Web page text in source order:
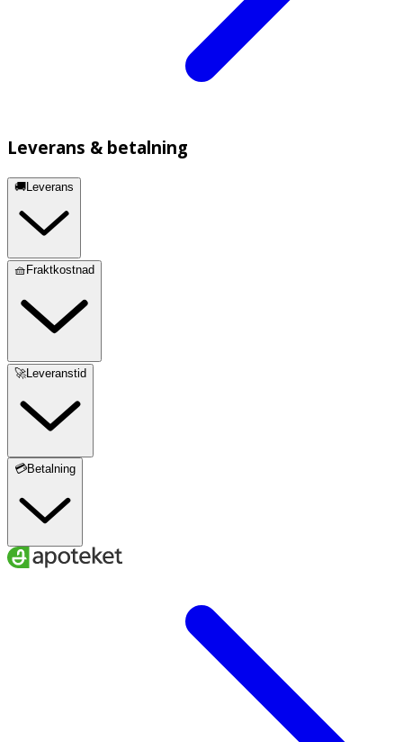
Leverans & betalning
🚚Leverans
🧺Fraktkostnad
🚀Leveranstid
💳Betalning